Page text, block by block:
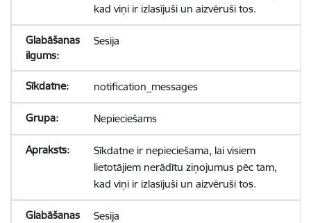
kad viņi ir izlasījuši un aizvēruši tos.
Sesija
notification_messages
Nepieciešams
Sīkdatne ir nepieciešama, lai visiem
lietotājiem nerādītu ziņojumus pēc tam,
kad viņi ir izlasījuši un aizvēruši tos.
Sesija